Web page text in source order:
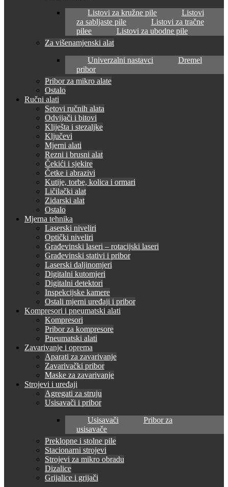
Listovi za kružne pile
Listovi
za sabljaste pile
Listovi za tračne
pilee
Listovi za ubodne pile
Za višenamjenski alat
Univerzalni nastavci
Dremel
pribor
Pribor za mikro alate
Ostalo
Ručni alati
Setovi ručnih alata
Odvijači i bitovi
Kliješta i stezaljke
Ključevi
Mjerni alati
Rezni i brusni alat
Čekići i sjekire
Četke i abrazivi
Kutije, torbe, kolica i ormari
Ličilački alat
Zidarski alat
Ostalo
Mjerna tehnika
Laserski niveliri
Optički niveliri
Građevinski laseri – rotacijski laseri
Građevinski stativi i pribor
Laserski daljinomjeri
Digitalni kutomjeri
Digitalni detektori
Inspekcijske kamere
Ostali mjerni uređaji i pribor
Kompresori i pneumatski alati
Kompresori
Pribor za kompresore
Pneumatski alati
Zavarivanje i oprema
Aparati za zavarivanje
Zavarivački pribor
Maske za zavarivanje
Strojevi i uređaji
Agregati za struju
Usisavači i pribor
Usisavači
Pribor za
usisavače
Preklopne i stolne pile
Stacionarni strojevi
Strojevi za mikro obradu
Dizalice
Grijalice i grijači